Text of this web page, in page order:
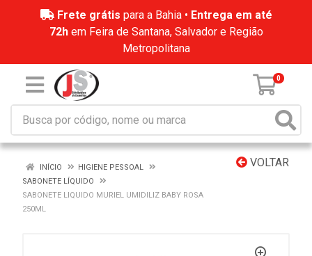
Frete grátis para a Bahia • Entrega em até
72hem Feira de Santana, Salvador e Região
Metropolitana
0
VOLTAR
INÍCIO
HIGIENE PESSOAL
SABONETE LÍQUIDO
SABONETE LIQUIDO MURIEL UMIDILIZ BABY ROSA
250ML